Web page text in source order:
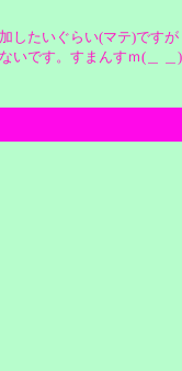
したいぐらい(マテ)ですが
いです。すまんすｍ(＿ ＿